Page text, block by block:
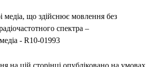
медіа, що здійснює мовлення без
спектра –
- R10-01993
на цій сторінці опубліковано на умовах